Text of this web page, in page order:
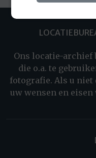
Ons locatie-archief
die o.a. te
fotografie. Als u niet
uw wensen en